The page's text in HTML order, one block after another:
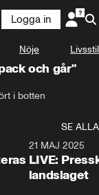
Logga in
Nöje Livsstil
och går"
i botten
SE ALLA
21 MAJ 2025
LIVE:
landslaget